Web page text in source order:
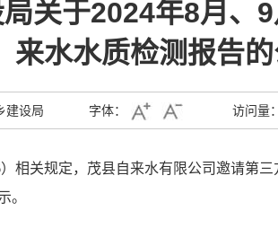
关于2024年8月、
来水水质检测报告
建设局 字体： 访问量：
相关规定，茂县自来水有限公司邀请第
。